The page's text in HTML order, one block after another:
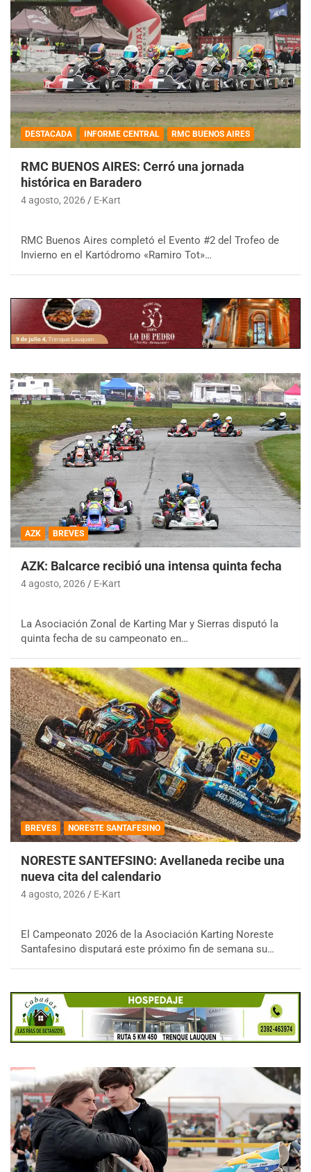
DESTACADA INFORME CENTRAL RMC BUENOS AIRES
RMC BUENOS AIRES: Cerró una jornada
histórica en Baradero
4 agosto, 2026 E-Kart
RMC Buenos Aires completó el Evento #2 del Trofeo de
Invierno en el Kartódromo «Ramiro Tot»…
AZK BREVES
AZK: Balcarce recibió una intensa quinta fecha
4 agosto, 2026 E-Kart
La Asociación Zonal de Karting Mar y Sierras disputó la
quinta fecha de su campeonato en…
BREVES NORESTE SANTAFESINO
NORESTE SANTEFSINO: Avellaneda recibe una
nueva cita del calendario
4 agosto, 2026 E-Kart
El Campeonato 2026 de la Asociación Karting Noreste
Santafesino disputará este próximo fin de semana su…